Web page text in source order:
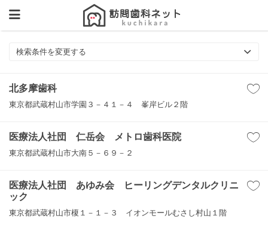
検索条件を変更する
北多摩歯科
東京都武蔵村山市学園３－４１－４ 峯岸ビル２階
医療法人社団 仁岳会 メトロ歯科医院
東京都武蔵村山市大南５－６９－２
医療法人社団 あゆみ会 ヒーリングデンタルクリニ
ック
東京都武蔵村山市榎１－１－３ イオンモールむさし村山１階